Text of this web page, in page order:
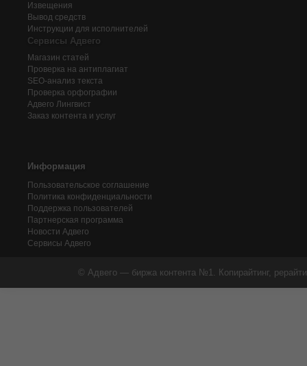
Извещения
Вывод средств
Инструкции для исполнителей
Сервисы Адвего
Магазин статей
Проверка на антиплагиат
SEO-анализ текста
Проверка орфографии
Адвего Лингвист
Заказ контента и услуг
Информация
Пользовательское соглашение
Политика конфиденциальности
Поддержка пользователей
Партнерская программа
Новости Адвего
Сервисы Адвего
© Адвего — биржа контента №1. Копирайтинг,